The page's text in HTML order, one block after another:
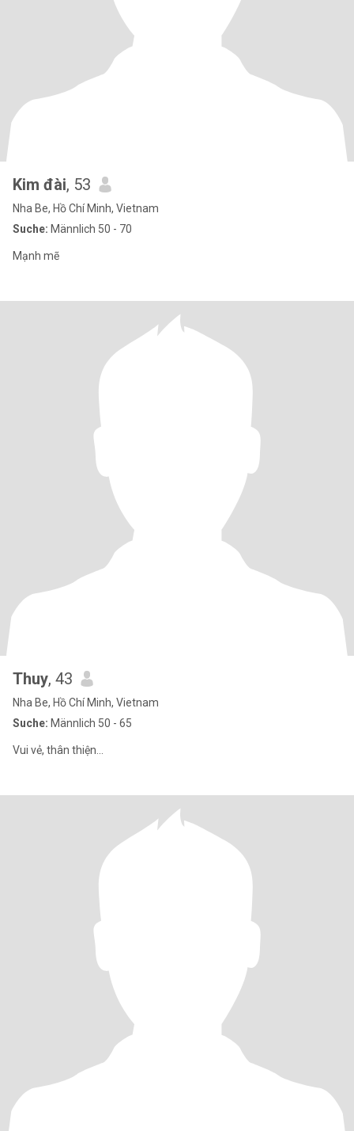
Kim đài, 53
Nha Be, Hồ Chí Minh, Vietnam
Suche: Männlich 50 - 70
Mạnh mẽ
Thuy, 43
Nha Be, Hồ Chí Minh, Vietnam
Suche: Männlich 50 - 65
Vui vẻ, thân thiện...